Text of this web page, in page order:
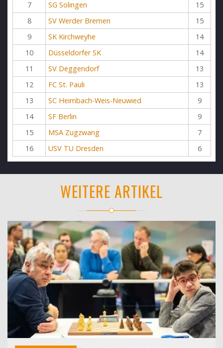
7
SG Solingen
15
8
SV Werder Bremen
15
9
SK Kirchweyhe
14
10
Düsseldorfer SK
14
11
SV Deggendorf
13
12
FC St. Pauli
13
13
SC Heimbach-Weis-Neuwied
9
14
SF Berlin
9
15
MSA Zugzwang
7
16
USV TU Dresden 6
WEITERE ARTIKEL